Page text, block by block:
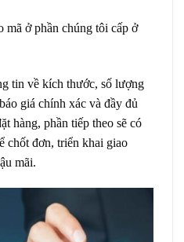
mã ở phần chúng tôi cấp ở
tin về kích thước, số lượng
giá chính xác và đầy đủ
hàng, phần tiếp theo sẽ có
chốt đơn, triển khai giao
mãi.